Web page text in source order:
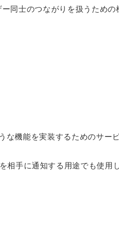
同士のつながりを扱うための
機能を実装するためのサービ
相手に通知する用途でも使用